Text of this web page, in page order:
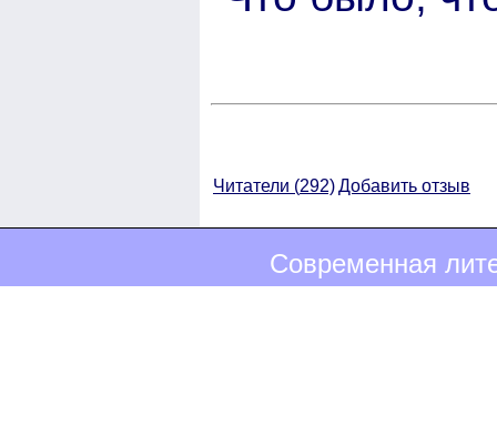
Читатели (292)Добавить отзыв
Современная